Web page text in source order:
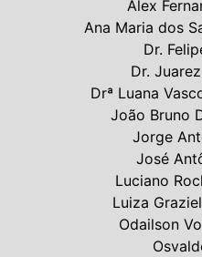
Alex
Ana Maria dos
Dr.
Dr.
Drª Luana
João Bruno
Jorge
José
Luciano
Luiza
Odailson